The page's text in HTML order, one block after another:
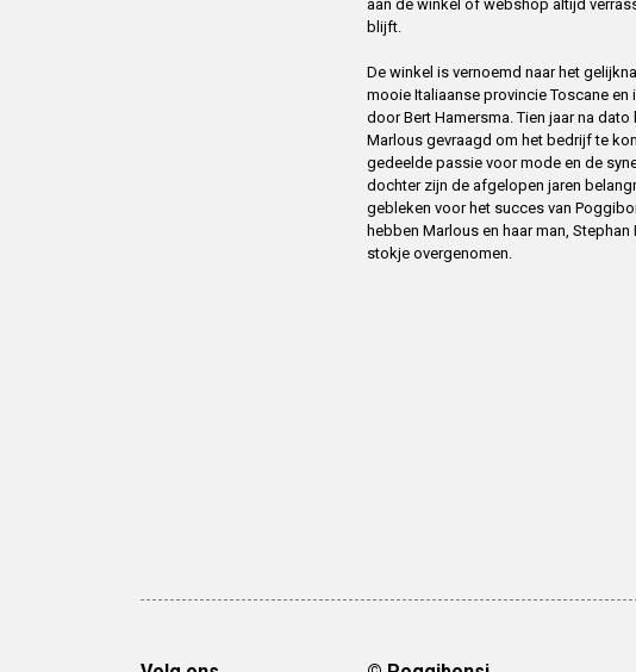
aan de winkel of webshop altijd
blijft.
De winkel is vernoemd naar het
mooie Italiaanse provincie Toscane en
door Bert Hamersma. Tien jaar na
Marlous gevraagd om het bedrijf te
gedeelde passie voor mode en de
dochter zijn de afgelopen jaren
gebleken voor het succes van
hebben Marlous en haar man, Stephan
stokje overgenomen.